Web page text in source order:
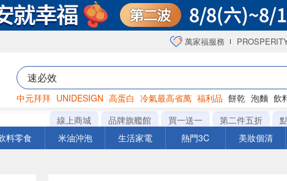
萬家福服務
中元拜拜 UNIDESIGN 高蛋白 冷氣最高省萬 福利品 餅乾 泡麵 飲
罐頭 咖啡 海苔
線上商城 品牌旗艦館 買一送一 第二件五折
料零食 米油沖泡 生活家電 熱門3C 美妝個清